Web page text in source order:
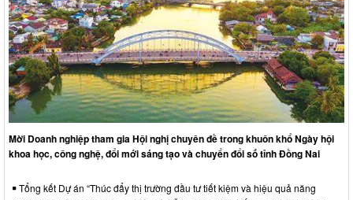
Mời Doanh nghiệp tham gia Hội nghị chuyên đề trong khuôn khổ Ngày hội
khoa học, công nghệ, đổi mới sáng tạo và chuyển đổi số tỉnh Đồng Nai
Tổng kết Dự án “Thúc đẩy thị trường đầu tư tiết kiệm và hiệu quả năng